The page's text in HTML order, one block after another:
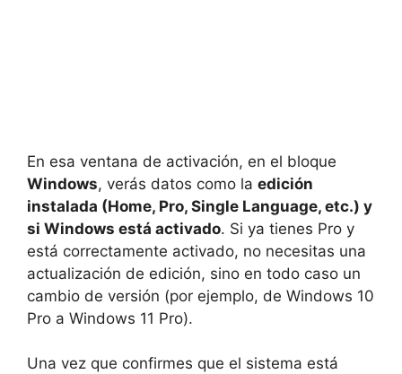
En esa ventana de activación, en el bloque
Windows, verás datos como la edición
instalada (Home, Pro, Single Language, etc.) y
si Windows está activado. Si ya tienes Pro y
está correctamente activado, no necesitas una
actualización de edición, sino en todo caso un
cambio de versión (por ejemplo, de Windows 10
Pro a Windows 11 Pro).
Una vez que confirmes que el sistema está